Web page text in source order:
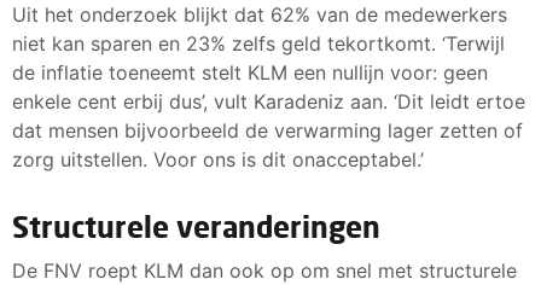
Uit het onderzoek blijkt dat 62% van de medewerkers
niet kan sparen en 23% zelfs geld tekortkomt. ‘Terwijl
de inflatie toeneemt stelt KLM een nullijn voor: geen
enkele cent erbij dus’, vult Karadeniz aan. ‘Dit leidt ertoe
dat mensen bijvoorbeeld de verwarming lager zetten of
zorg uitstellen. Voor ons is dit onacceptabel.’
Structurele veranderingen
De FNV roept KLM dan ook op om snel met structurele